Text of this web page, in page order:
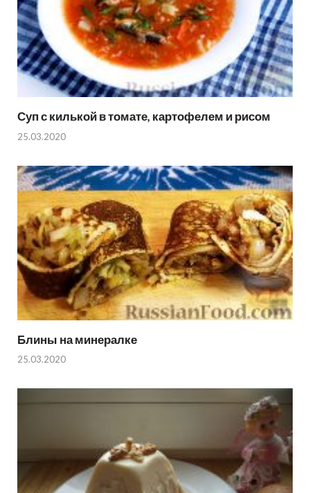
Суп с килькой в томате, картофелем и рисом
25.03.2020
Блины на минералке
25.03.2020